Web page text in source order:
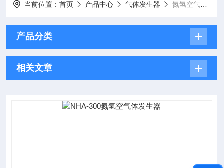
当前位置：首页 产品中心 气体发生器 氮氢空气体发生器
产品分类
相关文章